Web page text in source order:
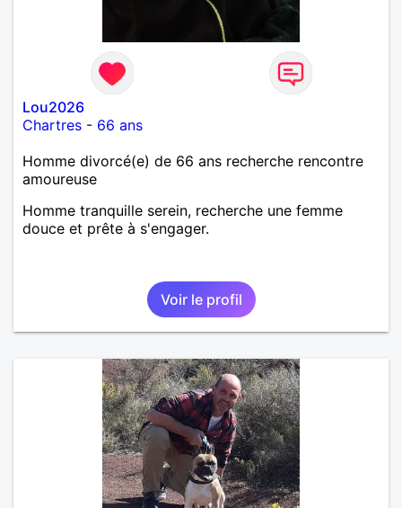
Lou2026
Chartres - 66 ans
Homme divorcé(e) de 66 ans recherche rencontre
amoureuse
Homme tranquille serein, recherche une femme
douce et prête à s'engager.
Voir le profil